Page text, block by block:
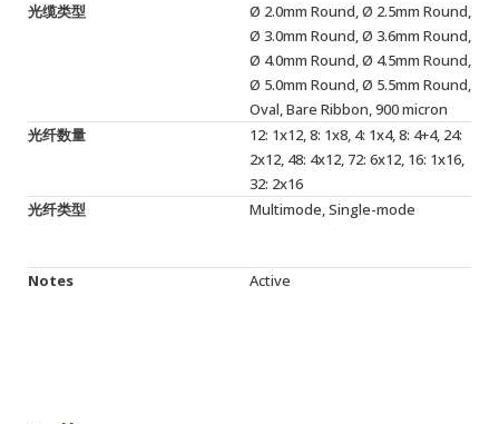
光缆类型
Ø 2.0mm Round, Ø 2.5mm Round,
Ø 3.0mm Round, Ø 3.6mm Round,
Ø 4.0mm Round, Ø 4.5mm Round,
Ø 5.0mm Round, Ø 5.5mm Round,
Oval, Bare Ribbon, 900 micron
光纤数量
12: 1x12, 8: 1x8, 4: 1x4, 8: 4+4, 24:
2x12, 48: 4x12, 72: 6x12, 16: 1x16,
32: 2x16
光纤类型
Multimode, Single-mode
Notes Active